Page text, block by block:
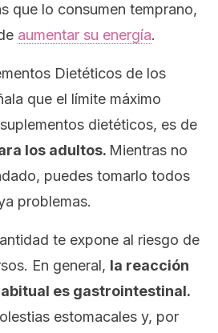
que lo consumen temprano,
aumentar su energía.
Dietéticos de los
que el límite máximo
dietéticos, es de
los adultos. Mientras no
puedes tomarlo todos
problemas.
te expone al riesgo de
En general, la reacción
es gastrointestinal.
estomacales y, por